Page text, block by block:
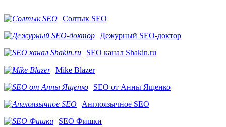
Солтык SEO
Дежурный SEO-доктор
SEO канал Shakin.ru
Mike Blazer
SEO от Анны Ященко
Англоязычное SEO
SEO Фишки